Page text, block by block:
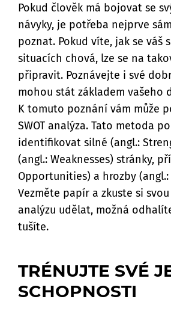
Pokud člověk má bojovat se
návyky, je potřeba nejprve
poznat. Pokud víte, jak se váš
situacích chová, lze se na
připravit. Poznávejte i své
mohou stát základem vašeho
K tomuto poznání vám může
SWOT analýza. Tato metoda
identifikovat silné (angl.:
(angl.: Weaknesses) stránky,
Opportunities) a hrozby (angl.:
Vezměte papír a zkuste si svou
analýzu udělat, možná
tušíte.
TRÉNUJTE SVÉ
SCHOPNOSTI